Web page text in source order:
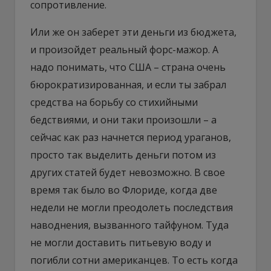
сопротивление.
Или же он заберет эти деньги из бюджета,
и произойдет реальный форс-мажор. А
надо понимать, что США – страна очень
бюрократизированная, и если ты забрал
средства на борьбу со стихийными
бедствиями, и они таки произошли – а
сейчас как раз начнется период ураганов,
просто так выделить деньги потом из
других статей будет невозможно. В свое
время так было во Флориде, когда две
недели не могли преодолеть последствия
наводнения, вызванного тайфуном. Туда
не могли доставить питьевую воду и
погибли сотни американцев. То есть когда